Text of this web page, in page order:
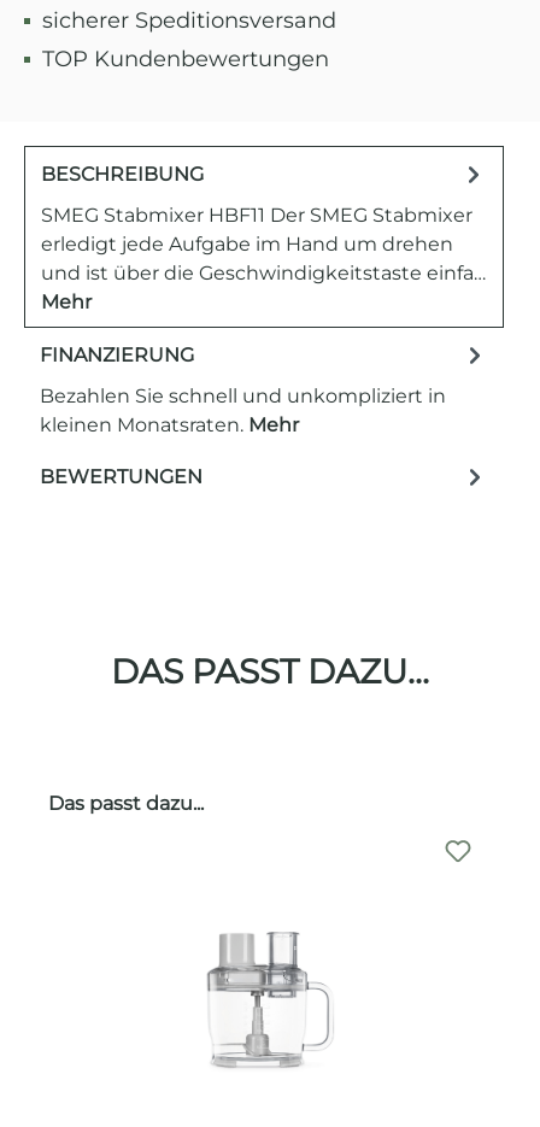
sicherer Speditionsversand
TOP Kundenbewertungen
BESCHREIBUNG
SMEG Stabmixer HBF11 Der SMEG Stabmixer
erledigt jede Aufgabe im Hand um drehen
und ist über die Geschwindigkeitstaste einfa…
Mehr
FINANZIERUNG
Bezahlen Sie schnell und unkompliziert in
kleinen Monatsraten. Mehr
BEWERTUNGEN
DAS PASST DAZU...
Produktgalerie überspringen
Das passt dazu...